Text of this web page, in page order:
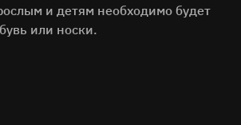
и детям необходимо будет
или носки.